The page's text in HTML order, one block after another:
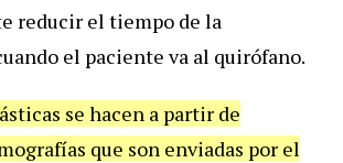
reducir el tiempo de la
el paciente va al quirófano.
se hacen a partir de
que son enviadas por el